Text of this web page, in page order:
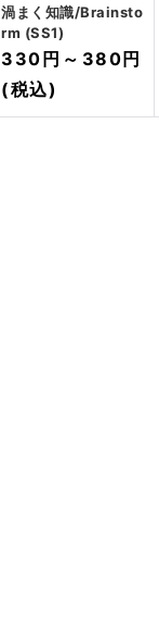
渦まく知識/Brainsto
rm (SS1)
330円 ～ 380円
(税込)